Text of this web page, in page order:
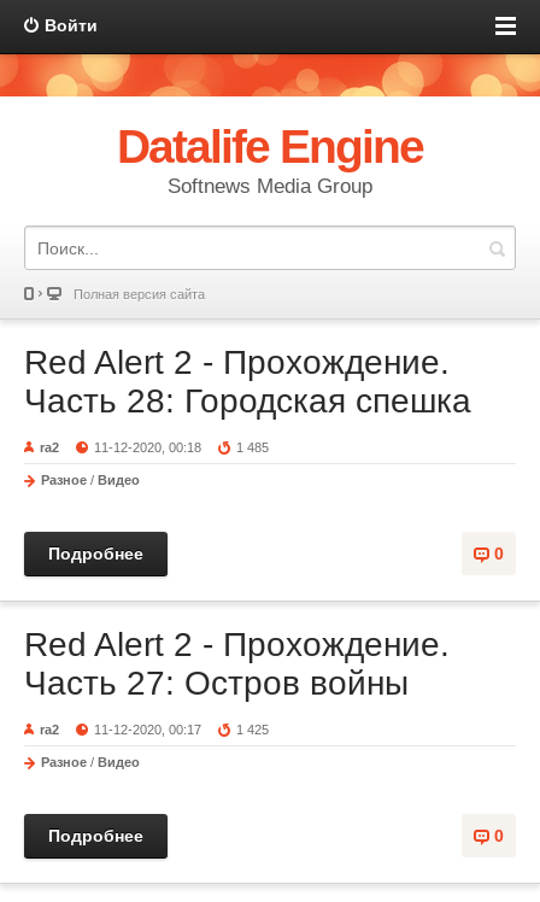
Войти
Datalife Engine
Softnews Media Group
Полная версия сайта
Red Alert 2 - Прохождение.
Часть 28: Городская спешка
ra2 11-12-2020, 00:18 1 485
Разное / Видео
0
Подробнее
Red Alert 2 - Прохождение.
Часть 27: Остров войны
ra2 11-12-2020, 00:17 1 425
Разное / Видео
0
Подробнее